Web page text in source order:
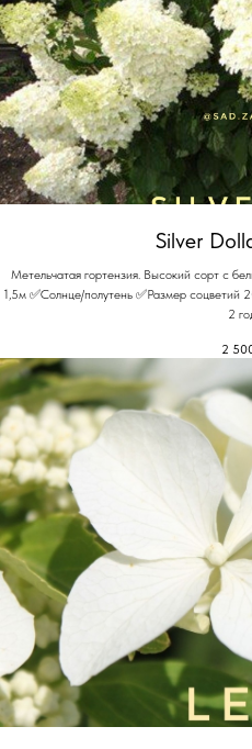
Silver
Метельчатая гортензия. Высокий сорт с
1,5м ✅Солнце/полутень ✅Размер
2
2